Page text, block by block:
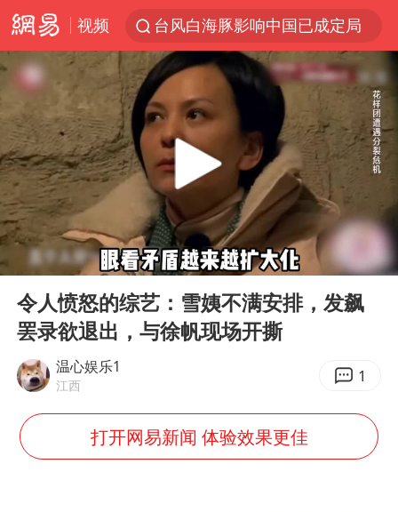
视频
台风白海豚影响中国已成定局
昆明石林火把节
外交部发言人就广岛核爆81周年等答记者问
我国编制完成新版全月地质图
郑国霖回应去景区上班被保安拦下
80后女柜员逆袭成4200亿银行副行长
感觉全东北都在等7号
泰国一女公务员妆容引争议 本人回应
首次证实！“胶球”存在
Play
00:00
令人愤怒的综艺：雪姨不满安排，发飙
罢录欲退出，与徐帆现场开撕
温心娱乐1
江西 1
打开网易新闻 体验效果更佳